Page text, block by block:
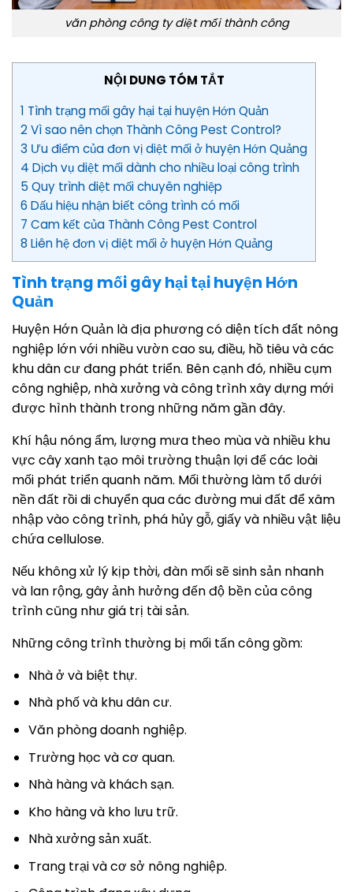
văn phòng công ty diệt mối thành công
NỘI DUNG TÓM TẮT
1 Tình trạng mối gây hại tại huyện Hớn Quản
2 Vì sao nên chọn Thành Công Pest Control?
3 Ưu điểm của đơn vị diệt mối ở huyện Hớn Quảng
4 Dịch vụ diệt mối dành cho nhiều loại công trình
5 Quy trình diệt mối chuyên nghiệp
6 Dấu hiệu nhận biết công trình có mối
7 Cam kết của Thành Công Pest Control
8 Liên hệ đơn vị diệt mối ở huyện Hớn Quảng
Tình trạng mối gây hại tại huyện Hớn
Quản
Huyện Hớn Quản là địa phương có diện tích đất nông
nghiệp lớn với nhiều vườn cao su, điều, hồ tiêu và các
khu dân cư đang phát triển. Bên cạnh đó, nhiều cụm
công nghiệp, nhà xưởng và công trình xây dựng mới
được hình thành trong những năm gần đây.
Khí hậu nóng ẩm, lượng mưa theo mùa và nhiều khu
vực cây xanh tạo môi trường thuận lợi để các loài
mối phát triển quanh năm. Mối thường làm tổ dưới
nền đất rồi di chuyển qua các đường mui đất để xâm
nhập vào công trình, phá hủy gỗ, giấy và nhiều vật liệu
chứa cellulose.
Nếu không xử lý kịp thời, đàn mối sẽ sinh sản nhanh
và lan rộng, gây ảnh hưởng đến độ bền của công
trình cũng như giá trị tài sản.
Những công trình thường bị mối tấn công gồm:
Nhà ở và biệt thự.
Nhà phố và khu dân cư.
Văn phòng doanh nghiệp.
Trường học và cơ quan.
Nhà hàng và khách sạn.
Kho hàng và kho lưu trữ.
Nhà xưởng sản xuất.
Trang trại và cơ sở nông nghiệp.